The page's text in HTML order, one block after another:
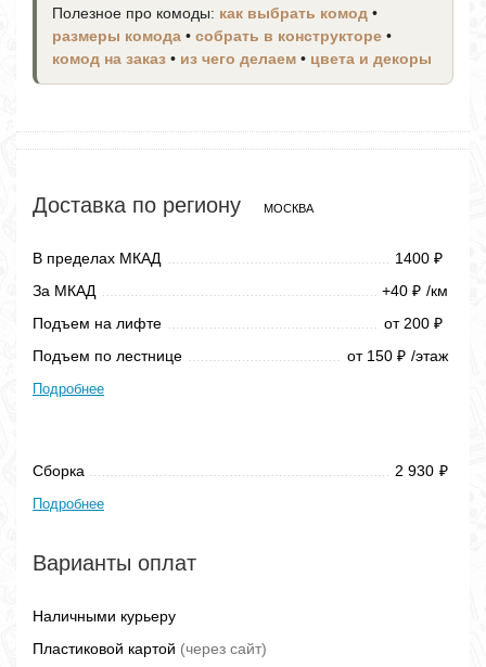
Полезное про комоды: как выбрать комод •
размеры комода • собрать в конструкторе •
комод на заказ • из чего делаем • цвета и декоры
Доставка по региону МОСКВА
В пределах МКАД 1400 ₽
За МКАД +40 ₽ /км
Подъем на лифте
от 200 ₽
Подъем по лестнице от 150 ₽ /этаж
Подробнее
Сборка 2 930 ₽
Подробнее
Варианты оплат
Наличными курьеру
Пластиковой картой (через сайт)